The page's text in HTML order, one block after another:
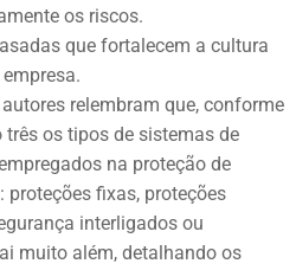
os riscos.
que fortalecem a cultura
relembram que, conforme
os tipos de sistemas de
na proteção de
fixas, proteções
interligados ou
muito além, detalhando os